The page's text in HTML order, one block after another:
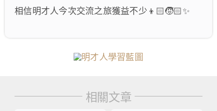
相信明才人今次交流之旅獲益不少👦🏻🧒🏻✨
相關文章